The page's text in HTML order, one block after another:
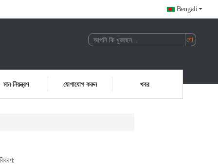
Bengali
মান নিয়ন্ত্রণ যোগাযোগ করুন খবর